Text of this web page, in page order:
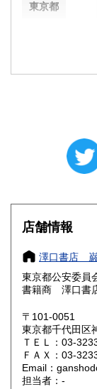
東京都
大阪府
奈良県
鳥取県
岡山県
山口県
香川県
店舗情報
澤口書店
東京都公安委員
書籍商 澤口書
〒101-0051
東京都千代田
ＴＥＬ：03-
ＦＡＸ：03-
Email：
担当者：-